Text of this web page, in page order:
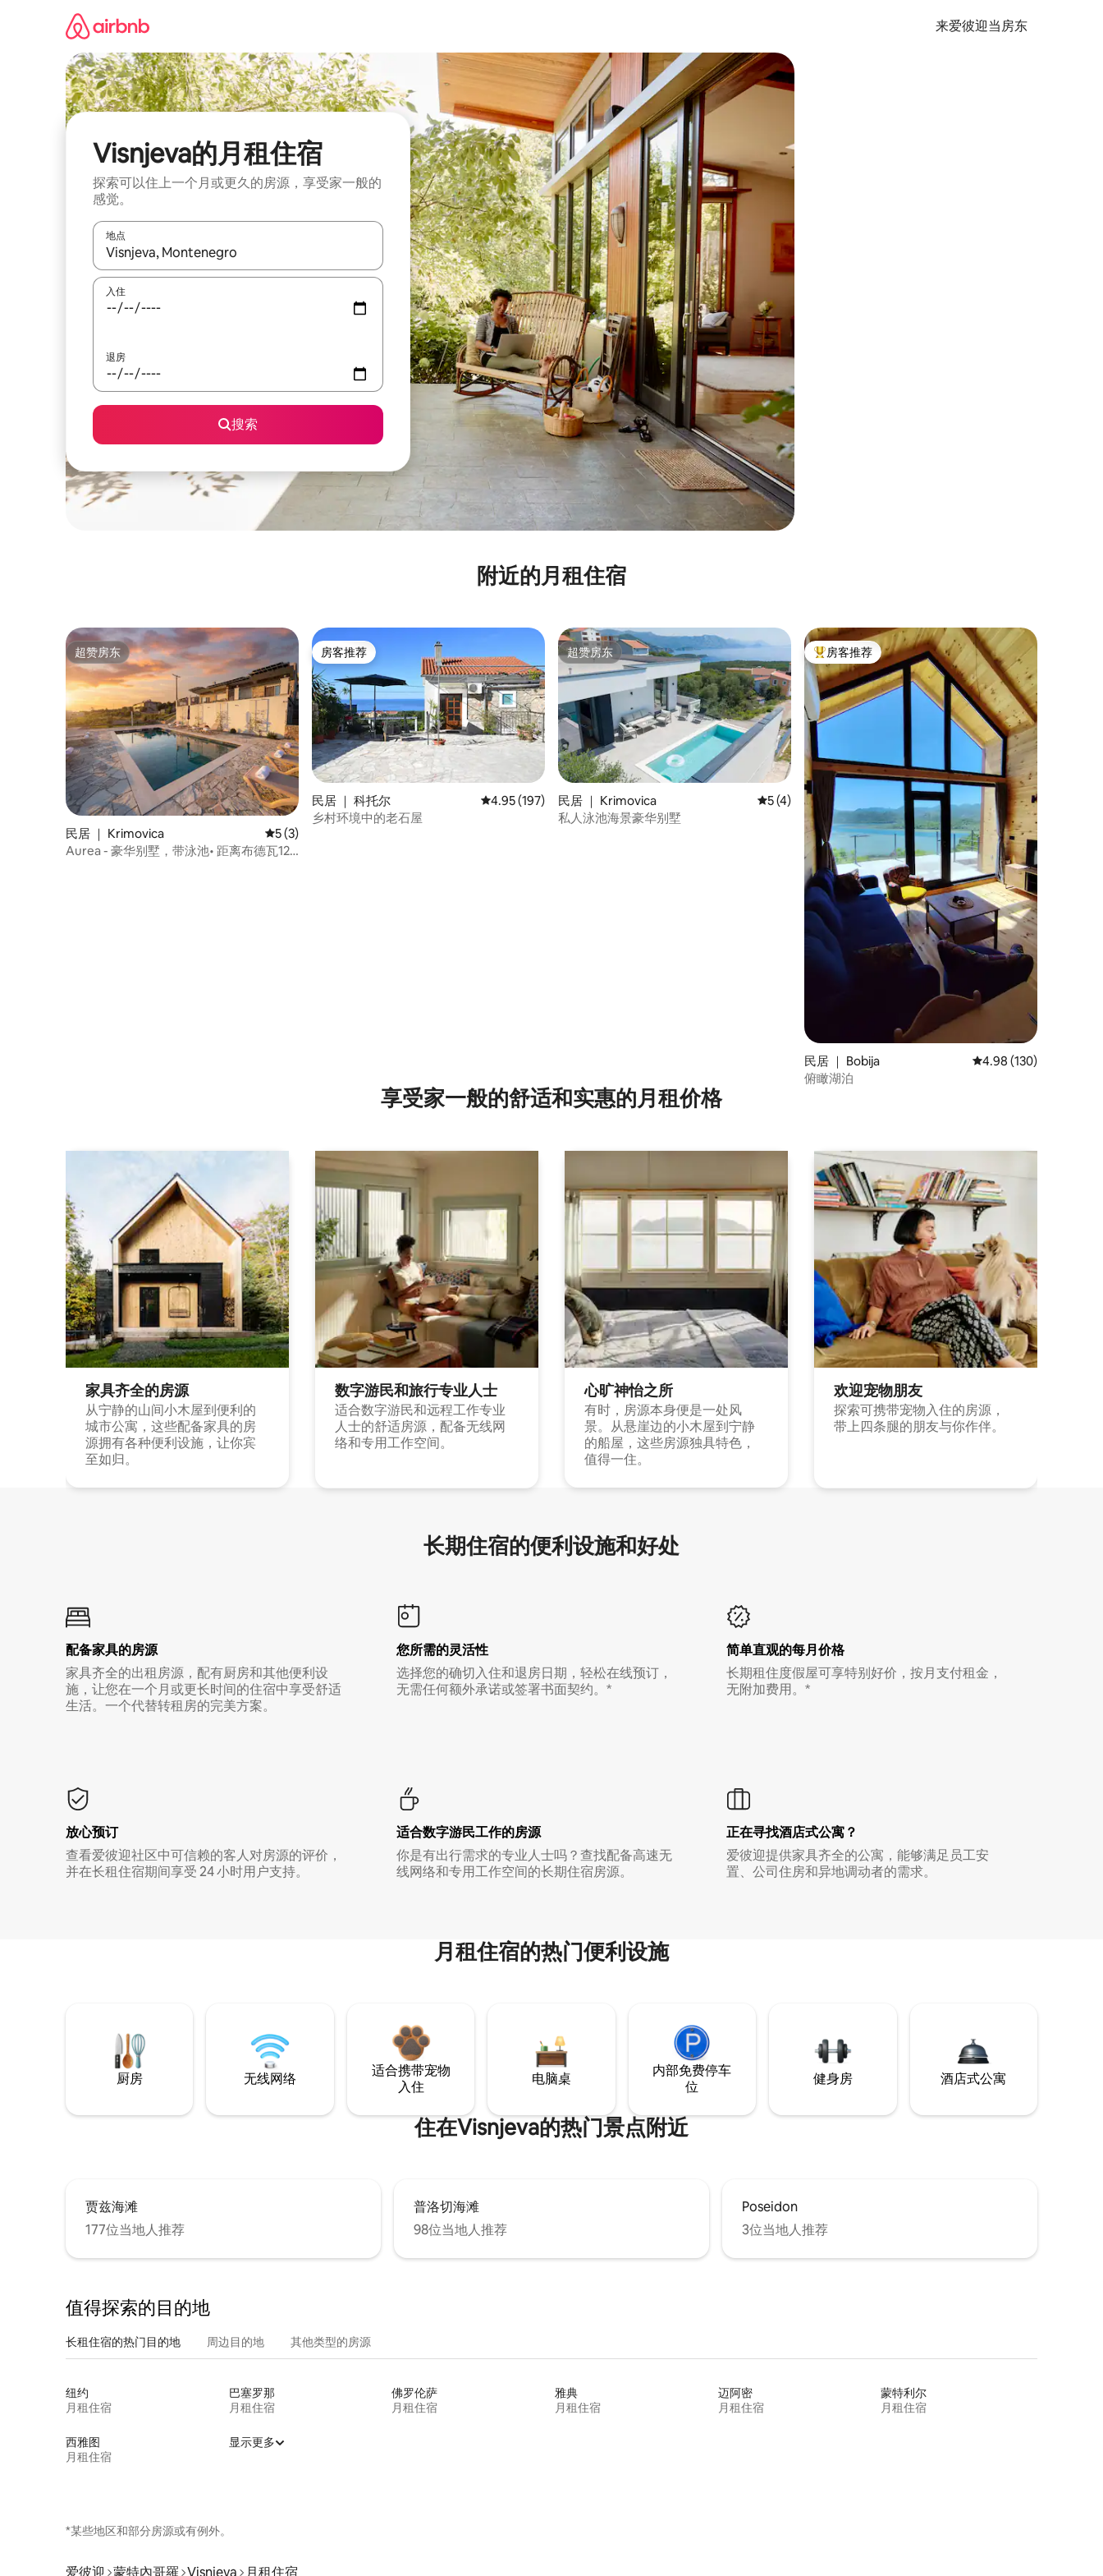
来爱彼迎当房东
Visnjeva的月租住宿
探索可以住上一个月或更久的房源，享受家一般的
感觉。
地点
如有搜索结果，请使用上下方向键查看，或通过点击或滑动手势浏览。
入住
退房
搜索
附近的月租住宿
超赞房东
超赞房东
民居 ｜ Krimovica 平均评分 5 分（满分 5 分），共 3 条评价
5 (3)
Aurea - 豪华别墅，带泳池• 距离布德瓦12
房客推荐
房客推荐
民居 ｜ 科托尔 平均评分 4.95 分（满分 5 分），共 197 条评价
4.95 (197)
乡村环境中的老石屋
超赞房东
超赞房东
民居 ｜ Krimovica 平均评分 5 分（满分 5 分），共 4 条评价
5 (4)
私人泳池海景豪华别墅
热门「房客推荐」
房客推荐
民居 ｜ Bobija 平均评分 4.98 分（满
4.98 (130)
俯瞰湖泊
享受家一般的舒适和实惠的月租价格
家具齐全的房源
从宁静的山间小木屋到便利的
城市公寓，这些配备家具的房
源拥有各种便利设施，让你宾
至如归。
数字游民和旅行专业人士
适合数字游民和远程工作专业
人士的舒适房源，配备无线网
络和专用工作空间。
心旷神怡之所
有时，房源本身便是一处风
景。从悬崖边的小木屋到宁静
的船屋，这些房源独具特色，
值得一住。
欢迎宠物朋友
探索可携带宠物入住的房源，
带上四条腿的朋友与你作伴。
长期住宿的便利设施和好处
配备家具的房源
家具齐全的出租房源，配有厨房和其他便利设
施，让您在一个月或更长时间的住宿中享受舒适
生活。一个代替转租房的完美方案。
您所需的灵活性
选择您的确切入住和退房日期，轻松在线预订，
无需任何额外承诺或签署书面契约。*
简单直观的每月价格
长期租住度假屋可享特别好价，按月支付租金，
无附加费用。*
放心预订
查看爱彼迎社区中可信赖的客人对房源的评价，
并在长租住宿期间享受 24 小时用户支持。
适合数字游民工作的房源
你是有出行需求的专业人士吗？查找配备高速无
线网络和专用工作空间的长期住宿房源。
正在寻找酒店式公寓？
爱彼迎提供家具齐全的公寓，能够满足员工安
置、公司住房和异地调动者的需求。
月租住宿的热门便利设施
厨房 无线网络
适合携带宠物
入住
电脑桌
内部免费停车
位
健身房 酒店式公寓
住在Visnjeva的热门景点附近
贾兹海滩
177位当地人推荐
普洛切海滩
98位当地人推荐
Poseidon
3位当地人推荐
值得探索的目的地
长租住宿的热门目的地 周边目的地 其他类型的房源
纽约
月租住宿
巴塞罗那
月租住宿
佛罗伦萨
月租住宿
雅典
月租住宿
迈阿密
月租住宿
蒙特利尔
月租住宿
西雅图
月租住宿
显示更多
*某些地区和部分房源或有例外。
爱彼迎 蒙特內哥羅 Visnjeva 月租住宿